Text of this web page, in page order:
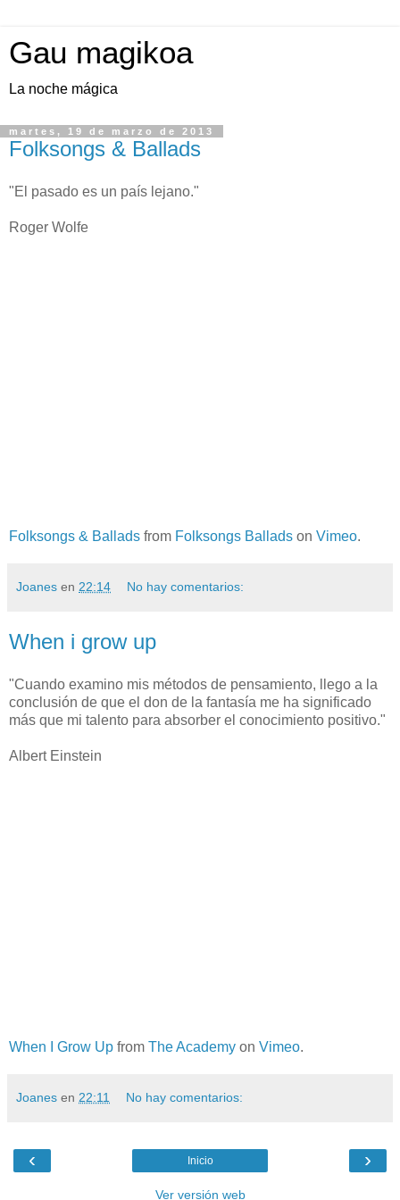
Gau magikoa
La noche mágica
martes, 19 de marzo de 2013
Folksongs & Ballads
"El pasado es un país lejano."
Roger Wolfe
Folksongs & Ballads from Folksongs Ballads on Vimeo.
Joanes en 22:14 No hay comentarios:
When i grow up
"Cuando examino mis métodos de pensamiento, llego a la
conclusión de que el don de la fantasía me ha significado
más que mi talento para absorber el conocimiento positivo."
Albert Einstein
When I Grow Up from The Academy on Vimeo.
Joanes en 22:11 No hay comentarios:
‹ ›
Inicio
Ver versión web